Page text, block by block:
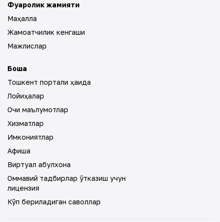
Фуқаролик жамияти
Маҳалла
Жамоатчилик кенгаши
Мажлислар
Бошқа
Тошкент портали ҳақида
Лойиҳалар
Очиқ маълумотлар
Хизматлар
Имкониятлар
Афиша
Виртуал қабулхона
Оммавий тадбирлар ўтказиш учун
лицензия
Кўп бериладиган саволлар